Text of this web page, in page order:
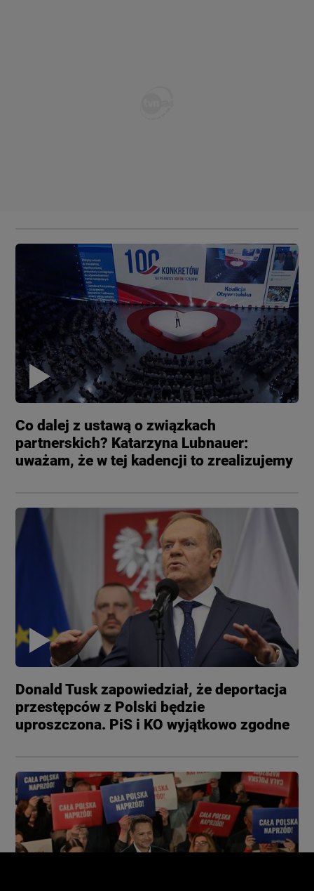
Co dalej z ustawą o związkach
partnerskich? Katarzyna Lubnauer:
uważam, że w tej kadencji to zrealizujemy
Donald Tusk zapowiedział, że deportacja
przestępców z Polski będzie
uproszczona. PiS i KO wyjątkowo zgodne